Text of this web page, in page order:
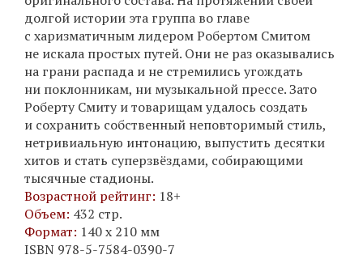
долгой истории эта группа во главе
с харизматичным лидером Робертом Смитом
не искала простых путей. Они не раз оказывались
на грани распада и не стремились угождать
ни поклонникам, ни музыкальной прессе. Зато
Роберту Смиту и товарищам удалось создать
и сохранить собственный неповторимый стиль,
нетривиальную интонацию, выпустить десятки
хитов и стать суперзвёздами, собирающими
тысячные стадионы.
Возрастной рейтинг: 18+
Объем: 432 стр.
Формат: 140 х 210 мм
ISBN 978-5-7584-0390-7